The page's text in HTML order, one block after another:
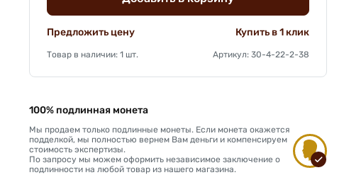
Предложить цену Купить в 1 клик
Товар в наличии: 1 шт. Артикул: 30-4-22-2-38
100% подлинная монета
Мы продаем только подлинные монеты. Если монета окажется
подделкой, мы полностью вернем Вам деньги и компенсируем
стоимость экспертизы.
По запросу мы можем оформить независимое заключение о
подлинности на любой товар из нашего магазина.